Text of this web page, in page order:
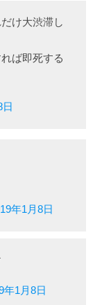
け大渋滞し
ば即死する
日
年1月8日
年1月8日